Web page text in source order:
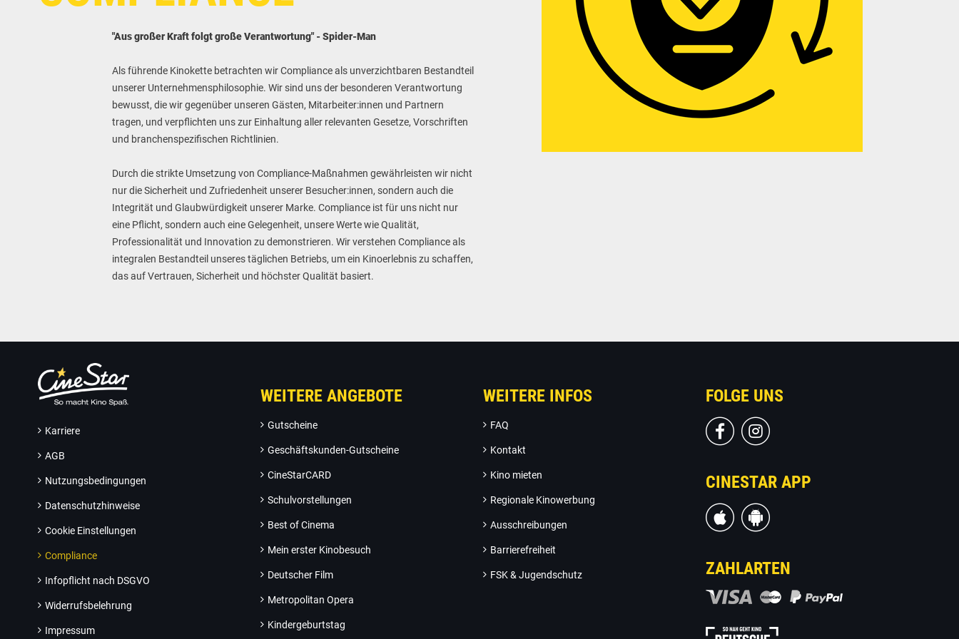
"Aus großer Kraft folgt große Verantwortung" - Spider-Man
Als führende Kinokette betrachten wir Compliance als unverzichtbaren Bestandteil
unserer Unternehmensphilosophie. Wir sind uns der besonderen Verantwortung
bewusst, die wir gegenüber unseren Gästen, Mitarbeiter:innen und Partnern
tragen, und verpflichten uns zur Einhaltung aller relevanten Gesetze, Vorschriften
und branchenspezifischen Richtlinien.
Durch die strikte Umsetzung von Compliance-Maßnahmen gewährleisten wir nicht
nur die Sicherheit und Zufriedenheit unserer Besucher:innen, sondern auch die
Integrität und Glaubwürdigkeit unserer Marke. Compliance ist für uns nicht nur
eine Pflicht, sondern auch eine Gelegenheit, unsere Werte wie Qualität,
Professionalität und Innovation zu demonstrieren. Wir verstehen Compliance als
integralen Bestandteil unseres täglichen Betriebs, um ein Kinoerlebnis zu schaffen,
das auf Vertrauen, Sicherheit und höchster Qualität basiert.
Karriere
AGB
Nutzungsbedingungen
Datenschutzhinweise
Cookie Einstellungen
Compliance
Infopflicht nach DSGVO
Widerrufsbelehrung
Impressum
WEITERE ANGEBOTE
Gutscheine
Geschäftskunden-Gutscheine
CineStarCARD
Schulvorstellungen
Best of Cinema
Mein erster Kinobesuch
Deutscher Film
Metropolitan Opera
Kindergeburtstag
WEITERE INFOS
FAQ
Kontakt
Kino mieten
Regionale Kinowerbung
Ausschreibungen
Barrierefreiheit
FSK & Jugendschutz
FOLGE UNS
CINESTAR APP
ZAHLARTEN